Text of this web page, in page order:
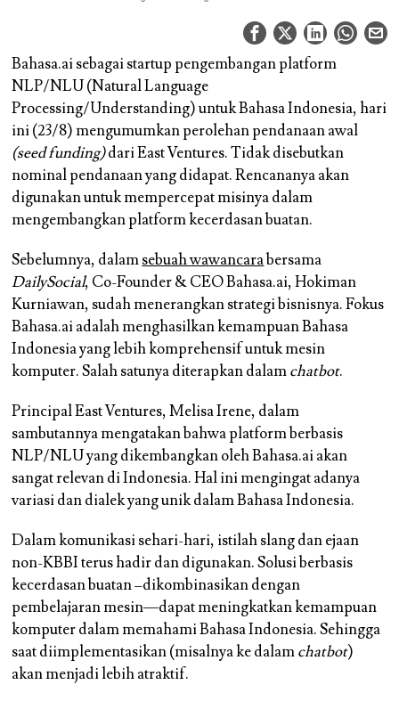
Bahasa.ai sebagai startup pengembangan platform
NLP/NLU (Natural Language
Processing/Understanding) untuk Bahasa Indonesia, hari
ini (23/8) mengumumkan perolehan pendanaan awal
(seed funding)dari East Ventures. Tidak disebutkan
nominal pendanaan yang didapat. Rencananya akan
digunakan untuk mempercepat misinya dalam
mengembangkan platform kecerdasan buatan.
Sebelumnya, dalamsebuah wawancarabersama
DailySocial, Co-Founder & CEO Bahasa.ai, Hokiman
Kurniawan, sudah menerangkan strategi bisnisnya. Fokus
Bahasa.ai adalah menghasilkan kemampuan Bahasa
Indonesia yang lebih komprehensif untuk mesin
komputer. Salah satunya diterapkan dalamchatbot.
Principal East Ventures, Melisa Irene, dalam
sambutannya mengatakan bahwa platform berbasis
NLP/NLU yang dikembangkan oleh Bahasa.ai akan
sangat relevan di Indonesia. Hal ini mengingat adanya
variasi dan dialek yang unik dalam Bahasa Indonesia.
Dalam komunikasi sehari-hari, istilah slang dan ejaan
non-KBBI terus hadir dan digunakan. Solusi berbasis
kecerdasan buatan –dikombinasikan dengan
pembelajaran mesin—dapat meningkatkan kemampuan
komputer dalam memahami Bahasa Indonesia. Sehingga
saat diimplementasikan (misalnya ke dalamchatbot)
akan menjadi lebih atraktif.